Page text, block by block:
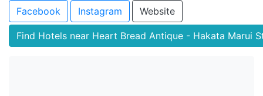
Facebook Instagram Website
Find Hotels near Heart Bread Antique - Hakata Marui